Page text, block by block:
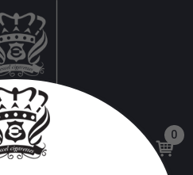
0
Αντιστάσεις - coils
SS 2ml